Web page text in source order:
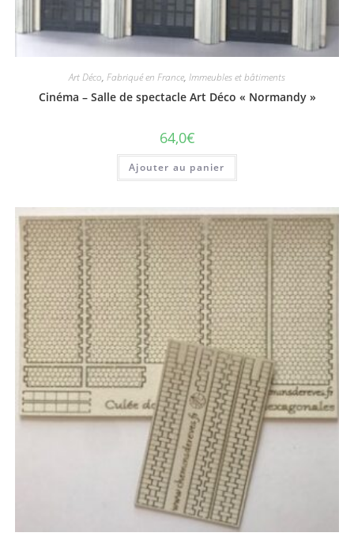
Art Déco, Fabriqué en France, Immeubles et bâtiments
Cinéma – Salle de spectacle Art Déco « Normandy »
64,0€
Ajouter au panier